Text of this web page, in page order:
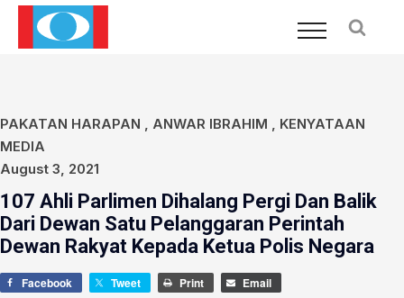
PAKATAN HARAPAN , ANWAR IBRAHIM , KENYATAAN
MEDIA
August 3, 2021
107 Ahli Parlimen Dihalang Pergi Dan Balik
Dari Dewan Satu Pelanggaran Perintah
Dewan Rakyat Kepada Ketua Polis Negara
Facebook Tweet Print Email